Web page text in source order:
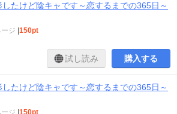
したけど陰キャです～恋するまでの365日～
ジ 150pt
試し読み 購入する
したけど陰キャです～恋するまでの365日～
ジ 150pt